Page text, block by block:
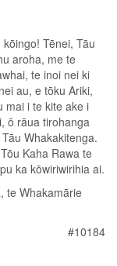
Tēnei, Tāu
aroha, me te
te inoi nei ki
au, e tōku Ariki,
mai i te kite ake i
ō rāua tirohanga
Whakakitenga.
Kaha Rawa te
ka kōwiriwirihia ai.
te Whakamārie
#10184